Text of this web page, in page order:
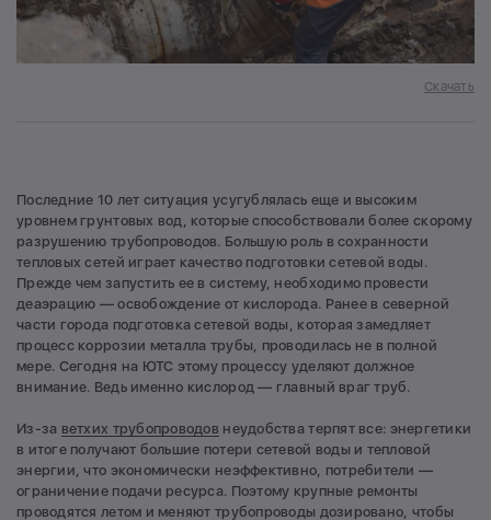
Скачать
Последние 10 лет ситуация усугублялась еще и высоким
уровнем грунтовых вод, которые способствовали более скорому
разрушению трубопроводов. Большую роль в сохранности
тепловых сетей играет качество подготовки сетевой воды.
Прежде чем запустить ее в систему, необходимо провести
деаэрацию — освобождение от кислорода. Ранее в северной
части города подготовка сетевой воды, которая замедляет
процесс коррозии металла трубы, проводилась не в полной
мере. Сегодня на ЮТС этому процессу уделяют должное
внимание. Ведь именно кислород — главный враг труб.
Из-за ветхих трубопроводов неудобства терпят все: энергетики
в итоге получают большие потери сетевой воды и тепловой
энергии, что экономически неэффективно, потребители —
ограничение подачи ресурса. Поэтому крупные ремонты
проводятся летом и меняют трубопроводы дозировано, чтобы